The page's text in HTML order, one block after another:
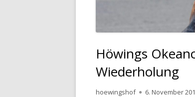
Höwings
Wiederholung
Autor
hoewingshof
Veröffentlicht
6. November